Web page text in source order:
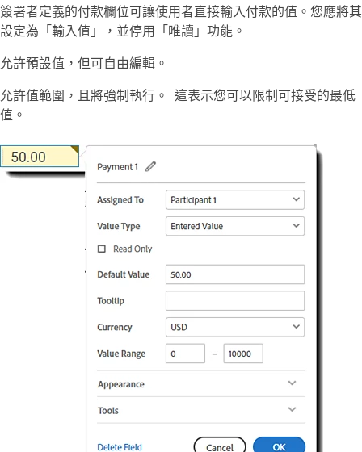
簽署者定義的付款欄位可讓使用者直接輸入付款的值。您應將其
設定為「輸入值 」，並停用「唯讀 」功能。
允許預設值，但可自由編輯。
允許值範圍，且將強制執行。 這表示您可以限制可接受的最低
值。